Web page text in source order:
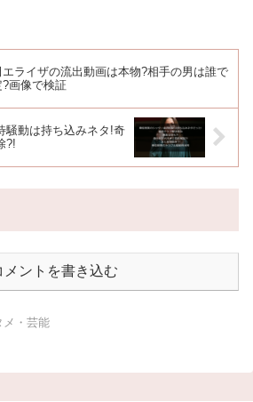
エライザの流出動画は本物?相手の男は誰で
?画像で検証
騒動は持ち込みネタ!奇
?!
メントを書き込む
メ・芸能